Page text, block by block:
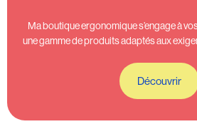
Ma boutique ergonomique s’engage à
une gamme de produits adaptés aux
Découvrir